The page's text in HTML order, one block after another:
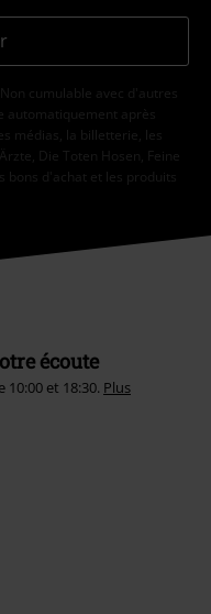
cumulable avec d'autres
automatiquement après
médias, la billetterie, les
Die Toten Hosen, Feine
bons d'achat et les produits
écoute
et 18:30. Plus